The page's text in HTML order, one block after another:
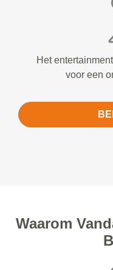
Het
voor een
Waarom